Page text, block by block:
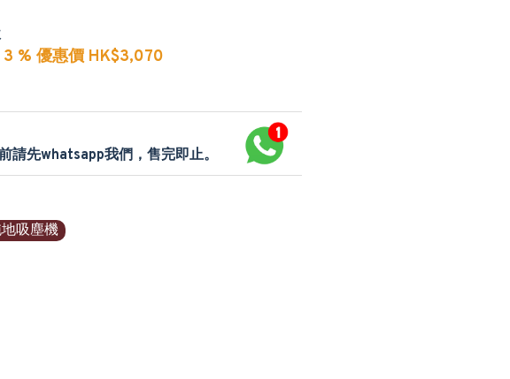
% 優惠價 HK$3,070
請先whatsapp我們，售完即止。
吸塵機